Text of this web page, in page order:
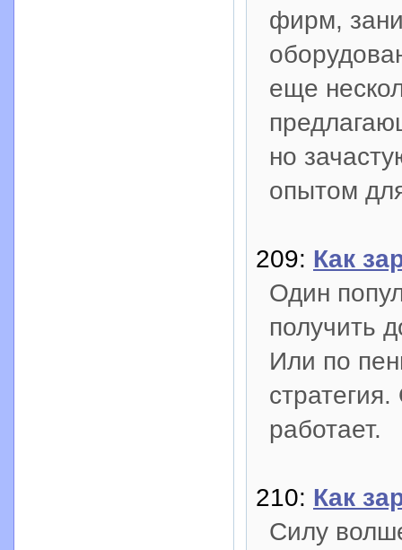
фирм,
еще
но
опытом
209: Как
Один
получить
Или по
работает.
210: Как
Силу